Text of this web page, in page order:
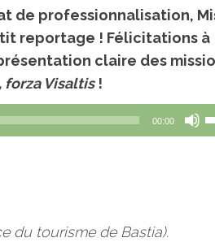
de professionnalisation,
reportage ! Félicitations à
claire des
forza Visaltis!
00:00
du tourisme de Bastia).